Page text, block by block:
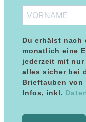
Du erhälst nach
monatlich eine
jederzeit mit nur
alles sicher bei
Brieftauben
Infos, inkl.